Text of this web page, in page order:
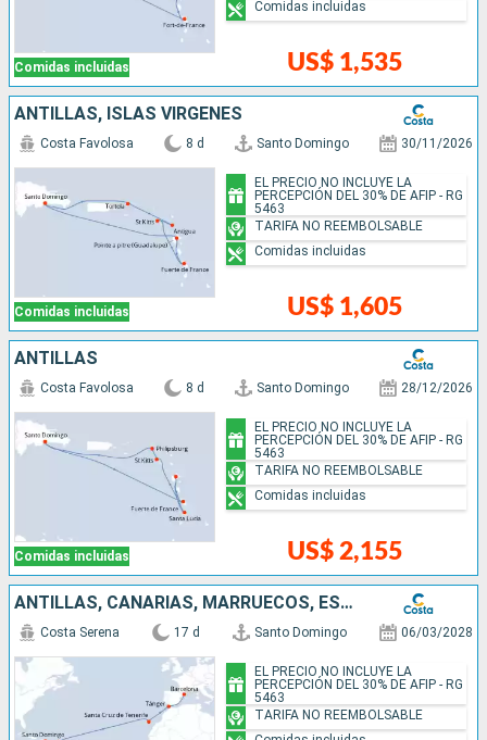
Comidas incluidas US$ 1,535
Comidas incluidas
ANTILLAS, ISLAS VÍRGENES
Comidas incluidas
Costa Favolosa 8 d Santo Domingo 30/11/2026
US$ 1,605
EL PRECIO NO INCLUYE LA
PERCEPCIÓN DEL 30% DE AFIP - RG
5463
TARIFA NO REEMBOLSABLE
Comidas incluidas
ANTILLAS
Comidas incluidas
Costa Favolosa 8 d Santo Domingo 28/12/2026
US$ 2,155
EL PRECIO NO INCLUYE LA
PERCEPCIÓN DEL 30% DE AFIP - RG
5463
TARIFA NO REEMBOLSABLE
Comidas incluidas
ANTILLAS, CANARIAS, MARRUECOS, ESPAÑA
Costa Serena 17 d Santo Domingo 06/03/2028
EL PRECIO NO INCLUYE LA
PERCEPCIÓN DEL 30% DE AFIP - RG
5463
TARIFA NO REEMBOLSABLE